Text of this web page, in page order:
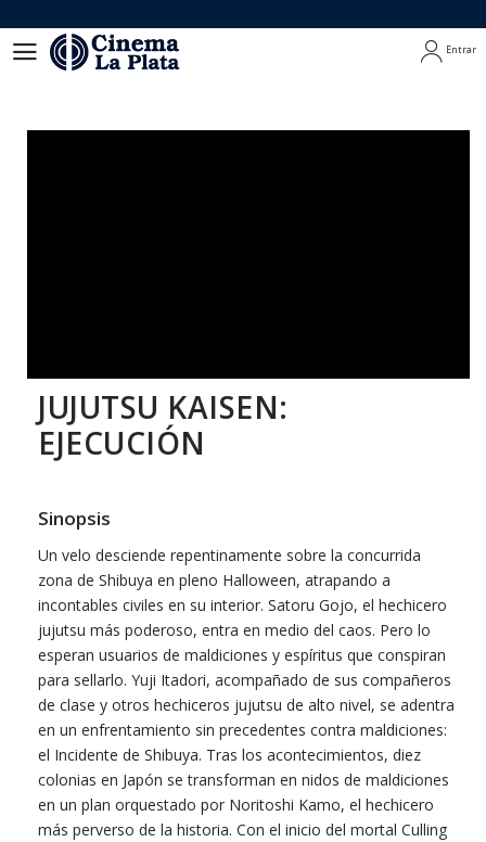
Entrar
JUJUTSU KAISEN:
EJECUCIÓN
Sinopsis
Un velo desciende repentinamente sobre la concurrida
zona de Shibuya en pleno Halloween, atrapando a
incontables civiles en su interior. Satoru Gojo, el hechicero
jujutsu más poderoso, entra en medio del caos. Pero lo
esperan usuarios de maldiciones y espíritus que conspiran
para sellarlo. Yuji Itadori, acompañado de sus compañeros
de clase y otros hechiceros jujutsu de alto nivel, se adentra
en un enfrentamiento sin precedentes contra maldiciones:
el Incidente de Shibuya. Tras los acontecimientos, diez
colonias en Japón se transforman en nidos de maldiciones
en un plan orquestado por Noritoshi Kamo, el hechicero
más perverso de la historia. Con el inicio del mortal Culling